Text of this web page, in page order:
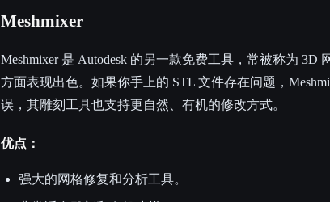
Meshmixer
Meshmixer 是 Autodesk 的另一款免费工具，常被称为
方面表现出色。如果你手上的 STL 文件存在问题，
误，其雕刻工具也支持更自然、有机的修改方式。
优点：
强大的网格修复和分析工具。